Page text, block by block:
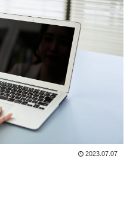
2023.07.07